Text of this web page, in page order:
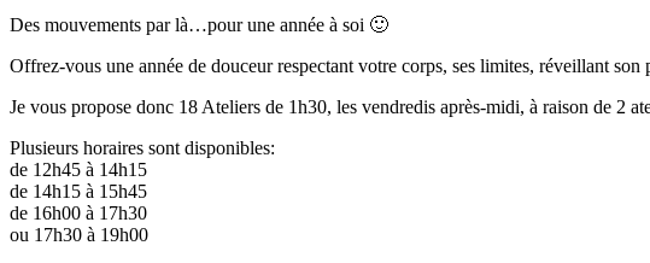
Des mouvements par là…pour une année à soi 🙂
Offrez-vous une année de douceur respectant votre corps, ses limites, réveillant
Je vous propose donc 18 Ateliers de 1h30, les vendredis après-midi, à raison de 2
Plusieurs horaires sont disponibles:
de 12h45 à 14h15
de 14h15 à 15h45
de 16h00 à 17h30
ou 17h30 à 19h00